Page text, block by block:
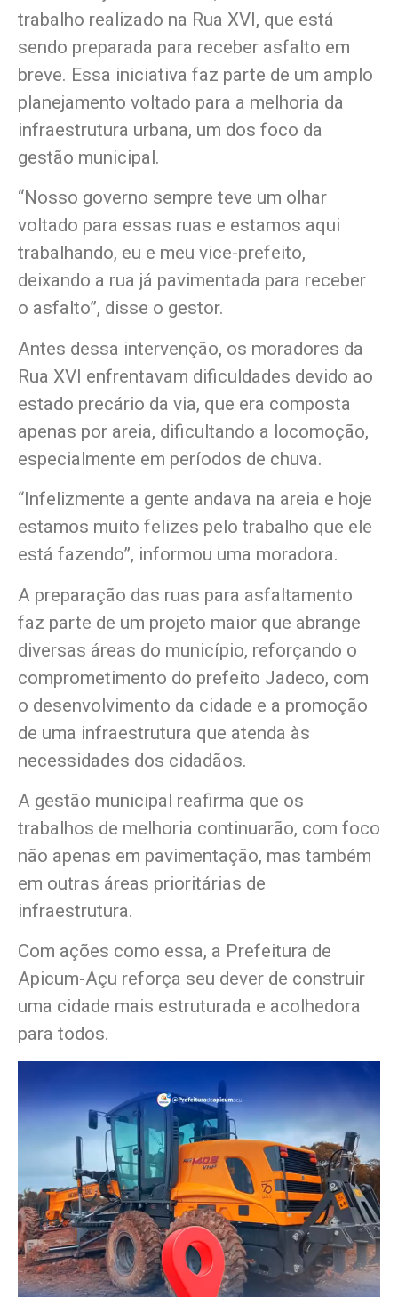
trabalho realizado na Rua XVI, que está
sendo preparada para receber asfalto em
breve. Essa iniciativa faz parte de um amplo
planejamento voltado para a melhoria da
infraestrutura urbana, um dos foco da
gestão municipal.
“Nosso governo sempre teve um olhar
voltado para essas ruas e estamos aqui
trabalhando, eu e meu vice-prefeito,
deixando a rua já pavimentada para receber
o asfalto”, disse o gestor.
Antes dessa intervenção, os moradores da
Rua XVI enfrentavam dificuldades devido ao
estado precário da via, que era composta
apenas por areia, dificultando a locomoção,
especialmente em períodos de chuva.
“Infelizmente a gente andava na areia e hoje
estamos muito felizes pelo trabalho que ele
está fazendo”, informou uma moradora.
A preparação das ruas para asfaltamento
faz parte de um projeto maior que abrange
diversas áreas do município, reforçando o
comprometimento do prefeito Jadeco, com
o desenvolvimento da cidade e a promoção
de uma infraestrutura que atenda às
necessidades dos cidadãos.
A gestão municipal reafirma que os
trabalhos de melhoria continuarão, com foco
não apenas em pavimentação, mas também
em outras áreas prioritárias de
infraestrutura.
Com ações como essa, a Prefeitura de
Apicum-Açu reforça seu dever de construir
uma cidade mais estruturada e acolhedora
para todos.
o
d
o
r
d